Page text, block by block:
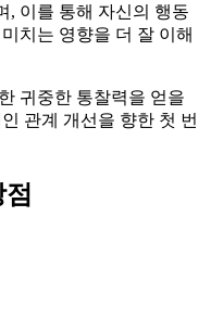
, 이를 통해 자신의 행동
치는 영향을 더 잘 이해
귀중한 통찰력을 얻을
관계 개선을 향한 첫 번